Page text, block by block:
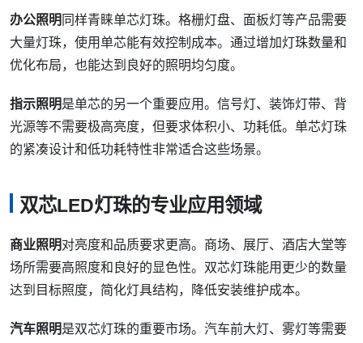
办公照明 同样青睐单芯灯珠。格栅灯盘、面板灯等产品需要
大量灯珠，使用单芯能有效控制成本。通过增加灯珠数量和
优化布局，也能达到良好的照明均匀度。
指示照明是单芯的另一个重要应用。信号灯、装饰灯带、背
光源等不需要极高亮度，但要求体积小、功耗低。单芯灯珠
的紧凑设计和低功耗特性非常适合这些场景。
双芯LED灯珠的专业应用领域
商业照明对亮度和品质要求更高。商场、展厅、酒店大堂等
场所需要高照度和良好的显色性。双芯灯珠能用更少的数量
达到目标照度，简化灯具结构，降低安装维护成本。
汽车照明是双芯灯珠的重要市场。汽车前大灯、雾灯等需要